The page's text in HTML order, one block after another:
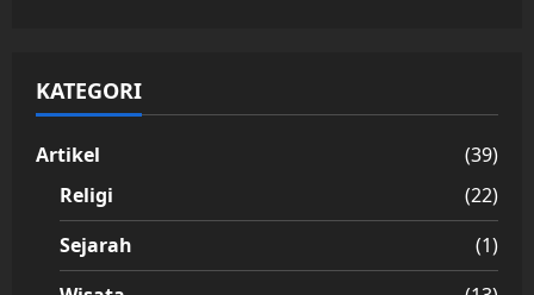
KATEGORI
Artikel
(39)
Religi
(22)
Sejarah
(1)